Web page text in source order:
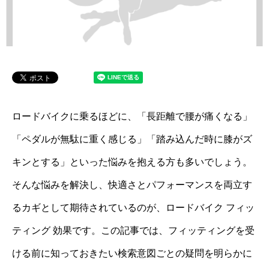
ロードバイクに乗るほどに、「長距離で腰が痛くなる」
「ペダルが無駄に重く感じる」「踏み込んだ時に膝がズ
キンとする」といった悩みを抱える方も多いでしょう。
そんな悩みを解決し、快適さとパフォーマンスを両立す
るカギとして期待されているのが、ロードバイク フィッ
ティング 効果です。この記事では、フィッティングを受
ける前に知っておきたい検索意図ごとの疑問を明らかに